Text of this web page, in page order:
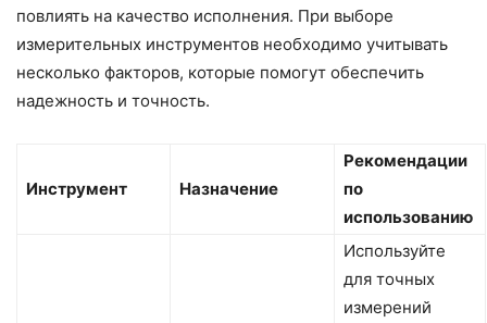
повлиять на качество исполнения. При выборе
измерительных инструментов необходимо учитывать
несколько факторов, которые помогут обеспечить
надежность и точность.
Инструмент Назначение
Рекомендации
по
использованию
Используйте
для точных
измерений